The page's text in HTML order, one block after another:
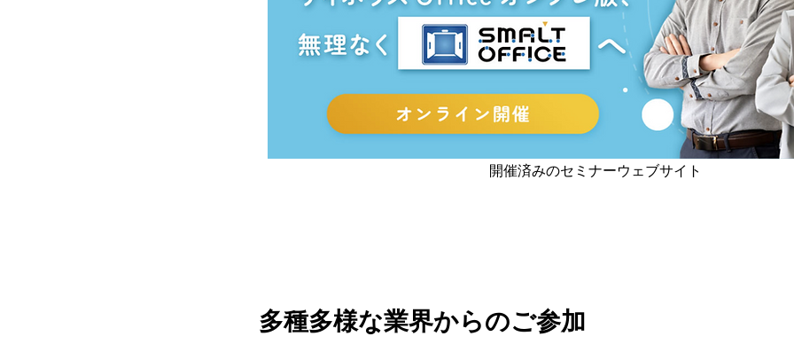
開催済みのセミナーウェブサイト
多種多様な業界からのご参加